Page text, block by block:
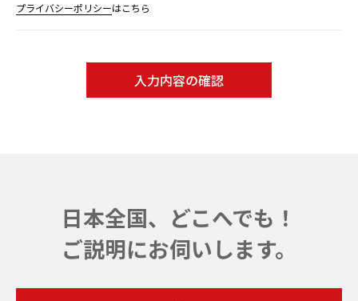
プライバシーポリシーはこちら
入力内容の確認
日本全国、どこへでも！
ご説明にお伺いします。